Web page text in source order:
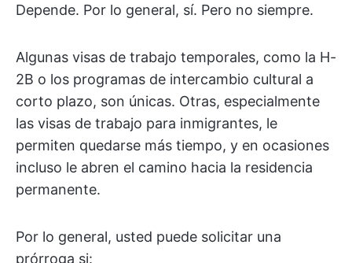
Depende. Por lo general, sí. Pero no siempre.
Algunas visas de trabajo temporales, como la H-
2B o los programas de intercambio cultural a
corto plazo, son únicas. Otras, especialmente
las visas de trabajo para inmigrantes, le
permiten quedarse más tiempo, y en ocasiones
incluso le abren el camino hacia la residencia
permanente.
Por lo general, usted puede solicitar una
prórroga si: